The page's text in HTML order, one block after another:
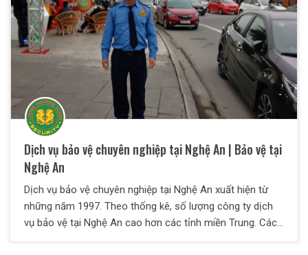
Dịch vụ bảo vệ chuyên nghiệp tại Nghệ An | Bảo vệ tại
Nghệ An
Dịch vụ bảo vệ chuyên nghiệp tại Nghệ An xuất hiện từ
những năm 1997. Theo thống kê, số lượng công ty dịch
vụ bảo vệ tại Nghệ An cao hơn các tỉnh miền Trung. Các